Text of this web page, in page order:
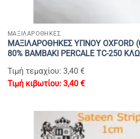
ΜΑΞΙΛΑΡΟΘΗΚΕΣ
ΜΑΞΙΛΑΡΟΘΗΚΕΣ ΥΠΝΟΥ OXFORD
80% BAMBAKI PERCALE TC-250
Τιμή τεμαχίου: 3,40 €
3,40 €